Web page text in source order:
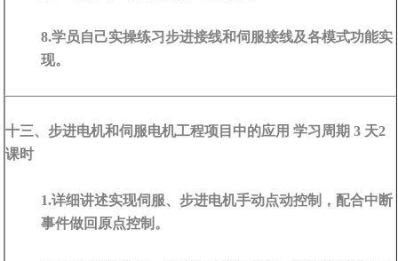
8.学员自己实操练习步进接线和伺服接线及各模式功能实
现。
十三、步进电机和伺服电机工程项目中的应用 学习周期 3 天2
课时
1.详细讲述实现伺服、步进电机手动点动控制，配合中断
事件做回原点控制。